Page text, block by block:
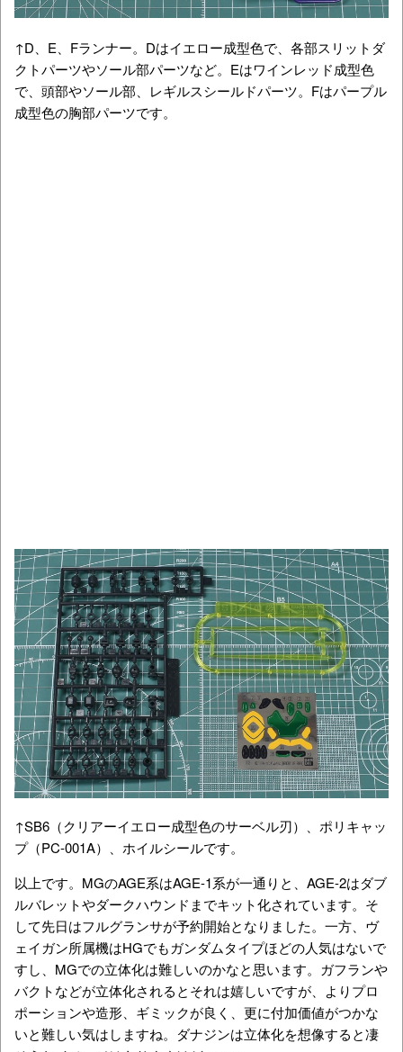
↑D、E、Fランナー。Dはイエロー成型色で、各部スリットダ
クトパーツやソール部パーツなど。Eはワインレッド成型色
で、頭部やソール部、レギルスシールドパーツ。Fはパープル
成型色の胸部パーツです。
↑SB6（クリアーイエロー成型色のサーベル刃）、ポリキャッ
プ（PC-001A）、ホイルシールです。
以上です。MGのAGE系はAGE-1系が一通りと、AGE-2はダブ
ルバレットやダークハウンドまでキット化されています。そ
して先日はフルグランサが予約開始となりました。一方、ヴ
ェイガン所属機はHGでもガンダムタイプほどの人気はないで
すし、MGでの立体化は難しいのかなと思います。ガフランや
バクトなどが立体化されるとそれは嬉しいですが、よりプロ
ポーションや造形、ギミックが良く、更に付加価値がつかな
いと難しい気はしますね。ダナジンは立体化を想像すると凄